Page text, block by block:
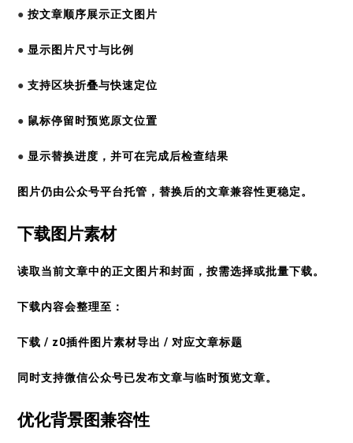
● 按文章顺序展示正文图片
● 显示图片尺寸与比例
● 支持区块折叠与快速定位
● 鼠标停留时预览原文位置
● 显示替换进度，并可在完成后检查结果
图片仍由公众号平台托管，替换后的文章兼容性更稳定。
下载图片素材
读取当前文章中的正文图片和封面，按需选择或批量下载。
下载内容会整理至：
下载 / z0插件图片素材导出 / 对应文章标题
同时支持微信公众号已发布文章与临时预览文章。
优化背景图兼容性